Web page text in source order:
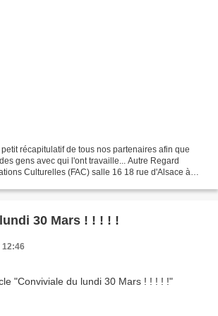
petit récapitulatif de tous nos partenaires afin que
gens avec qui l'ont travaille... Autre Regard
Culturelles (FAC) salle 16 18 rue d'Alsace à
30 Mars ! ! ! ! !
12:46